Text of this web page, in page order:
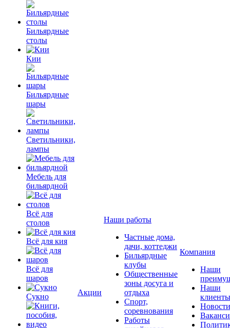
Бильярдные
столы
Кии
Бильярдные
шары
Светильники,
лампы
Мебель для
бильярдной
Всё для
столов
Всё для кия
Всё для
шаров
Сукно Акции
Наши работы
Частные дома,
дачи, коттеджи
Бильярдные
клубы
Общественные
зоны досуга и
отдыха
Спорт,
соревнования
Работы
Компания
Наши
Наши
клиенты
Новости